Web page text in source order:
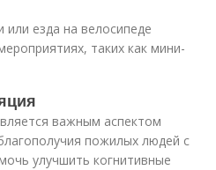
или езда на велосипеде
таких как мини-
важным аспектом
пожилых людей с
улучшить когнитивные